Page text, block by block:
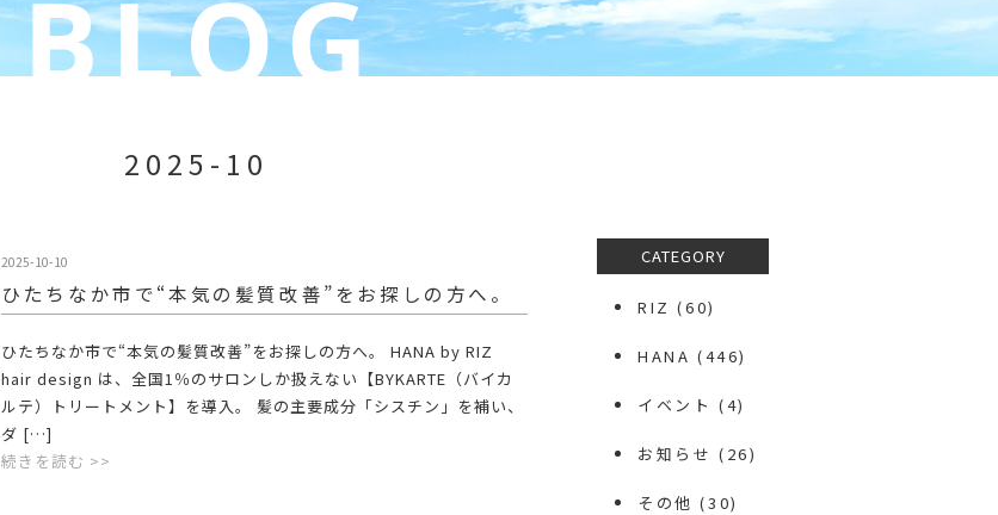
2025-10
2025-10-10
ひたちなか市で“本気の髪質改善”をお探しの方へ。
ひたちなか市で“本気の髪質改善”をお探しの方へ。 HANA by RIZ
hair design は、全国1％のサロンしか扱えない【BYKARTE（バイカ
ルテ）トリートメント】を導入。 髪の主要成分「シスチン」を補い、
ダ […]
続きを読む >>
CATEGORY
RIZ (60)
HANA (446)
イベント (4)
お知らせ (26)
その他 (30)